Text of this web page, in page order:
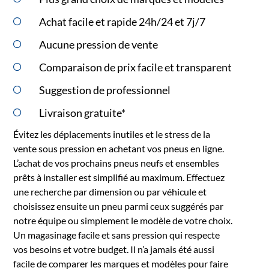
Achat facile et rapide 24h/24 et 7j/7
Aucune pression de vente
Comparaison de prix facile et transparent
Suggestion de professionnel
Livraison gratuite*
Évitez les déplacements inutiles et le stress de la
vente sous pression en achetant vos pneus en ligne.
L’achat de vos prochains pneus neufs et ensembles
prêts à installer est simplifié au maximum. Effectuez
une recherche par dimension ou par véhicule et
choisissez ensuite un pneu parmi ceux suggérés par
notre équipe ou simplement le modèle de votre choix.
Un magasinage facile et sans pression qui respecte
vos besoins et votre budget. Il n’a jamais été aussi
facile de comparer les marques et modèles pour faire